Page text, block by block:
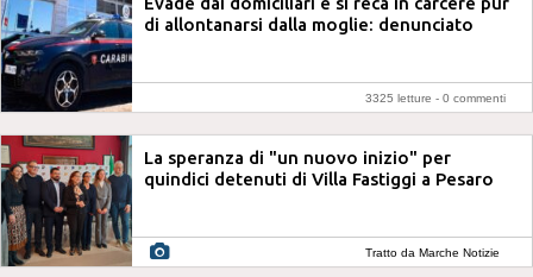
di allontanarsi dalla moglie: denunciato
3325 letture - 0 commenti
La speranza di "un nuovo inizio" per
quindici detenuti di Villa Fastiggi a Pesaro
Tratto da Marche Notizie